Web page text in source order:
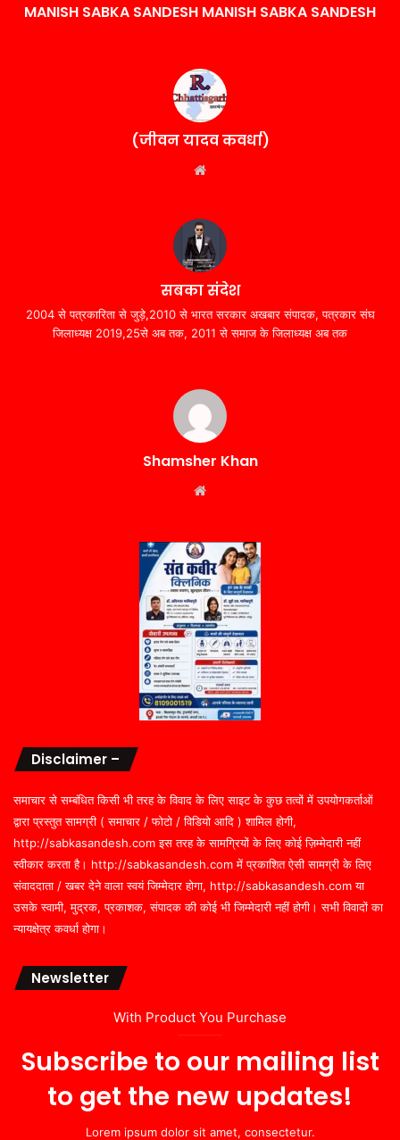
MANISH SABKA SANDESH MANISH SABKA SANDESH
(जीवन यादव कवर्धा)
सबका संदेश
2004 से पत्रकारिता से जुड़े,2010 से भारत सरकार अखबार संपादक, पत्रकार संघ
जिलाध्यक्ष 2019,25से अब तक, 2011 से समाज के जिलाध्यक्ष अब तक
Shamsher Khan
Disclaimer –
समाचार से सम्बंधित किसी भी तरह के विवाद के लिए साइट के कुछ तत्वों में उपयोगकर्ताओं
द्वारा प्रस्तुत सामग्री ( समाचार / फोटो / विडियो आदि ) शामिल होगी,
http://sabkasandesh.com इस तरह के सामग्रियों के लिए कोई ज़िम्मेदारी नहीं
स्वीकार करता है। http://sabkasandesh.com में प्रकाशित ऐसी सामग्री के लिए
संवाददाता / खबर देने वाला स्वयं जिम्मेदार होगा, http://sabkasandesh.com या
उसके स्वामी, मुद्रक, प्रकाशक, संपादक की कोई भी जिम्मेदारी नहीं होगी। सभी विवादों का
न्यायक्षेत्र कवर्धा होगा।
Newsletter
With Product You Purchase
Subscribe to our mailing list
to get the new updates!
Lorem ipsum dolor sit amet, consectetur.